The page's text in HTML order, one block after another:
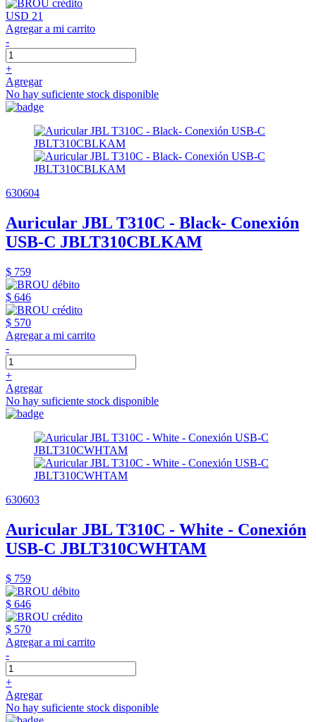
USD 21
Agregar a mi carrito
-
+
Agregar
No hay suficiente stock disponible
630604
Auricular JBL T310C - Black- Conexión
USB-C JBLT310CBLKAM
$ 759
$ 646
$ 570
Agregar a mi carrito
-
+
Agregar
No hay suficiente stock disponible
630603
Auricular JBL T310C - White - Conexión
USB-C JBLT310CWHTAM
$ 759
$ 646
$ 570
Agregar a mi carrito
-
+
Agregar
No hay suficiente stock disponible